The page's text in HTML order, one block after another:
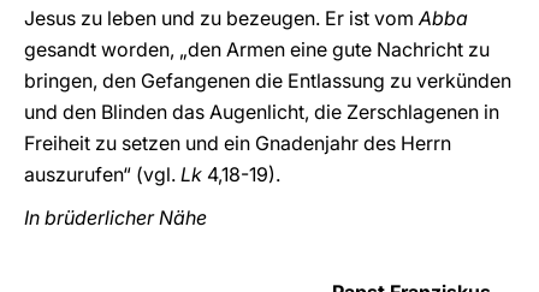
Jesus zu leben und zu bezeugen. Er ist vomAbba
gesandt worden, „den Armen eine gute Nachricht zu
bringen, den Gefangenen die Entlassung zu verkünden
und den Blinden das Augenlicht, die Zerschlagenen in
Freiheit zu setzen und ein Gnadenjahr des Herrn
auszurufen“ (vgl. Lk 4,18-19).
In brüderlicher Nähe